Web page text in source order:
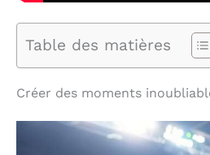
Table des matières
Créer des moments